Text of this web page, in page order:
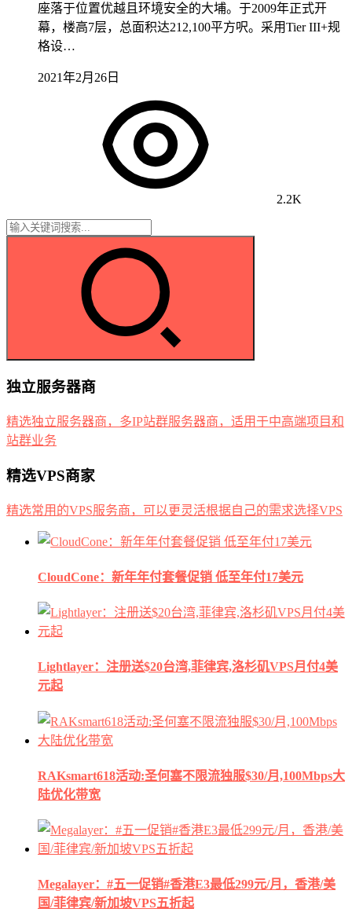
座落于位置优越且环境安全的大埔。于2009年正式开
幕，楼高7层，总面积达212,100平方呎。采用Tier III+规
格设…
2021年2月26日
2.2K
独立服务器商
精选独立服务器商，多IP站群服务器商，适用于中高端项目和
站群业务
精选VPS商家
精选常用的VPS服务商，可以更灵活根据自己的需求选择VPS
CloudCone：新年年付套餐促销 低至年付17美元
Lightlayer：注册送$20台湾,菲律宾,洛杉矶VPS月付4美
元起
RAKsmart618活动:圣何塞不限流独服$30/月,100Mbps大
陆优化带宽
Megalayer：#五一促销#香港E3最低299元/月，香港/美
国/菲律宾/新加坡VPS五折起